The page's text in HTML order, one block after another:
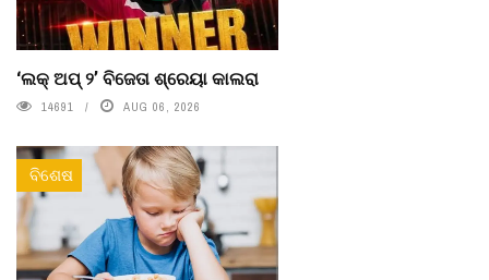
‘ଲକ୍ ଅପ୍ ୨’ ବିଜେତା ଶ୍ରେୟା କାଲରା
14691 AUG 06, 2026
ବିଶେଷ